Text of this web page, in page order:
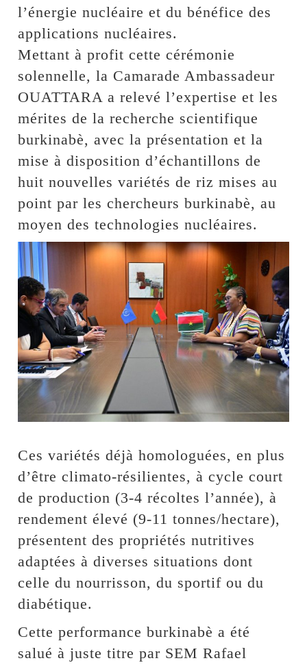
l’énergie nucléaire et du bénéfice des
applications nucléaires.
Mettant à profit cette cérémonie
solennelle, la Camarade Ambassadeur
OUATTARA a relevé l’expertise et les
mérites de la recherche scientifique
burkinabè, avec la présentation et la
mise à disposition d’échantillons de
huit nouvelles variétés de riz mises au
point par les chercheurs burkinabè, au
moyen des technologies nucléaires.
Ces variétés déjà homologuées, en plus
d’être climato-résilientes, à cycle court
de production (3-4 récoltes l’année), à
rendement élevé (9-11 tonnes/hectare),
présentent des propriétés nutritives
adaptées à diverses situations dont
celle du nourrisson, du sportif ou du
diabétique.
Cette performance burkinabè a été
salué à juste titre par SEM Rafael